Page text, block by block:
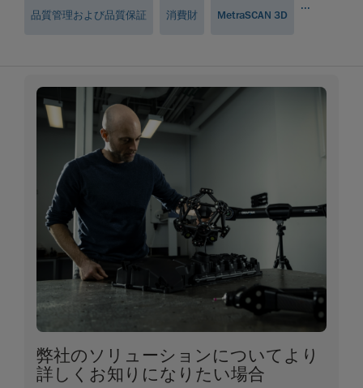
品質管理および品質保証 消費財 MetraSCAN 3D
...
弊社のソリューションについてより
詳しくお知りになりたい場合